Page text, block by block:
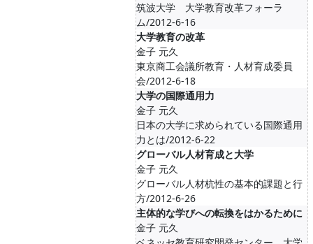
筑波大学 大学教育改革フォーラ
ム/2012-6-16
大学教育の改革
金子 元久
東京商工会議所教育・人材育成委員
会/2012-6-18
大学の国際通用力
金子 元久
日本の大学に求められている国際通用
力とは/2012-6-22
グローバル人材育成と大学
金子 元久
グローバル人材杭性の基本的課題と行
方/2012-6-26
主体的な学びへの転換をはかるために
金子 元久